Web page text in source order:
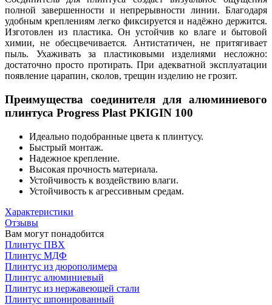
полной завершенности и непрерывности линии. Благодаря
удобным креплениям легко фиксируется и надёжно держится.
Изготовлен из пластика. Он устойчив ко влаге и бытовой
химии, не обесцвечивается. Антистатичен, не притягивает
пыль. Ухаживать за пластиковыми изделиями несложно:
достаточно просто протирать. При адекватной эксплуатации
появление царапин, сколов, трещин изделию не грозит.
Преимущества соединителя для алюминиевого
плинтуса Progress Plast PKIGIN 100
Идеально подобранные цвета к плинтусу.
Быстрый монтаж.
Надежное крепление.
Высокая прочность материала.
Устойчивость к воздействию влаги.
Устойчивость к агрессивным средам.
Характеристики
Отзывы
Вам могут понадобится
Плинтус ПВХ
Плинтус МДФ
Плинтус из дюрополимера
Плинтус алюминиевый
Плинтус из нержавеющей стали
Плинтус шпонированный